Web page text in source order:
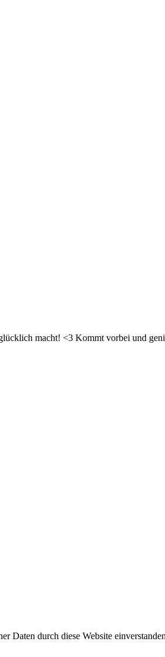
macht! <3 Kommt vorbei und
Daten durch diese Website